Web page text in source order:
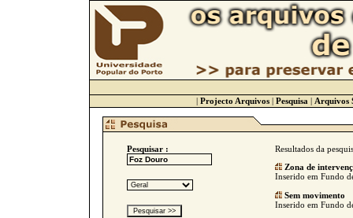
| Projecto Arquivos | Pesquisa | Arquivos
Pesquisar :
Resultados da
Zona de
Inserido em Fundo
Sem movimento
Inserido em Fundo